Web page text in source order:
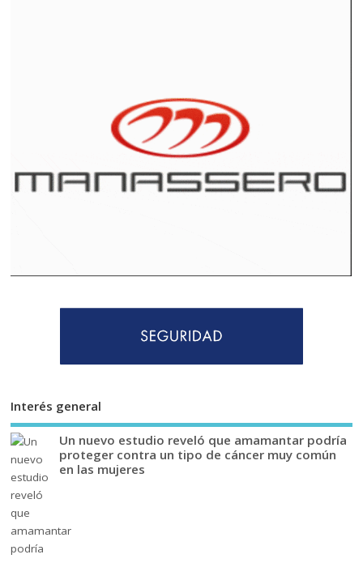
Interés general
Un nuevo estudio reveló que amamantar podría
proteger contra un tipo de cáncer muy común
en las mujeres